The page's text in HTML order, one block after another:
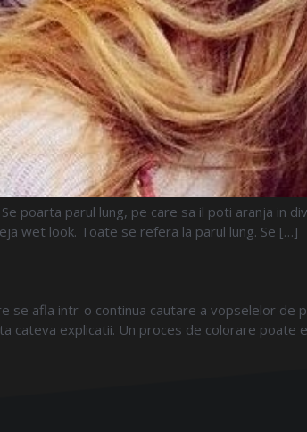
poarta parul lung, pe care sa il poti aranja in
wet look. Toate se refera la parul lung. Se […]
se afla intr-o continua cautare a vopselelor de
cateva explicatii. Un proces de colorare poate